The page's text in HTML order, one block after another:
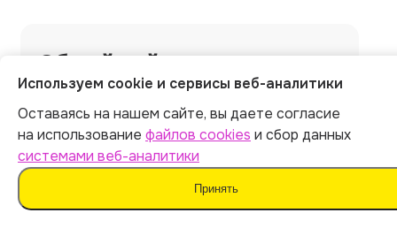
Общий рейтинг
5.0
5.0 5.0
Используем cookie и сервисы веб-аналитики
Оставаясь на нашем сайте, вы даете согласие
на использование файлов cookies и сбор данных
системами веб-аналитики
Принять